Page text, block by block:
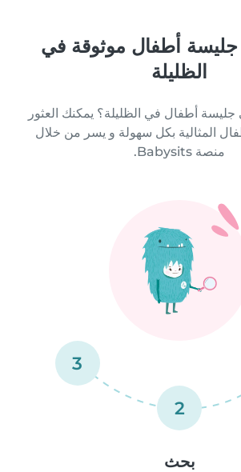
أطفال موثوقة في
الظليلة
أطفال في الظليلة؟ يمكنك العثور
المثالية بكل سهولة و يسر من خلال
منصة Babysits.
2
3
بحث